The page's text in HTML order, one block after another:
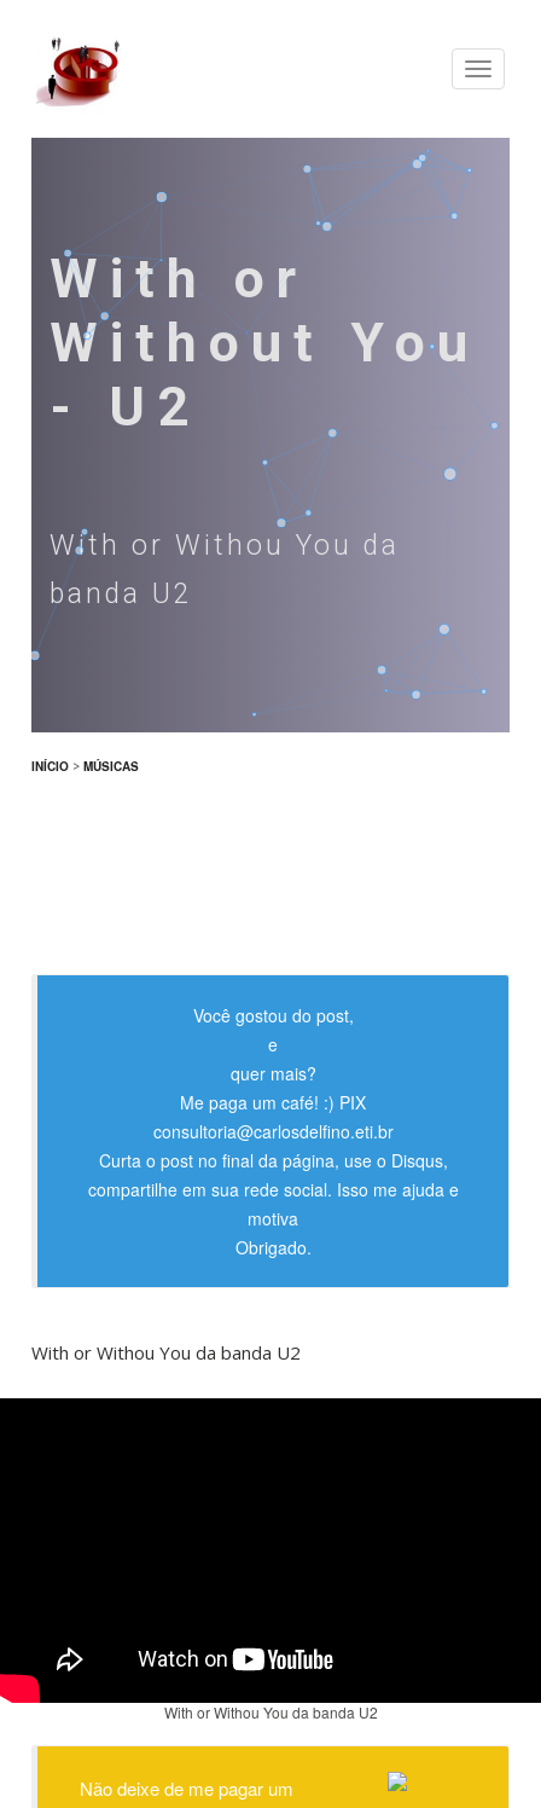
With or
Without You
- U2
With or Withou You da
banda U2
INÍCIO > MÚSICAS
Você gostou do post,
e
quer mais?
Me paga um café! :) PIX
consultoria@carlosdelfino.eti.br
Curta o post no final da página, use o Disqus,
compartilhe em sua rede social. Isso me ajuda e
motiva
Obrigado.
With or Withou You da banda U2
With or Withou You da banda U2
Não deixe de me pagar um